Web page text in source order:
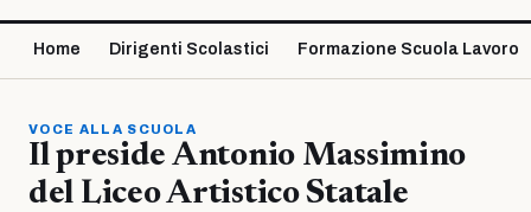
Home Dirigenti Scolastici Formazione Scuola Lavoro
VOCE ALLA SCUOLA
Il preside Antonio Massimino
del Liceo Artistico Statale